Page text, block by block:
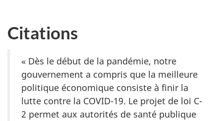
Citations
« Dès le début de la pandémie, notre
gouvernement a compris que la meilleure
politique économique consiste à finir la
lutte contre la COVID-19. Le projet de loi C-
2 permet aux autorités de santé publique